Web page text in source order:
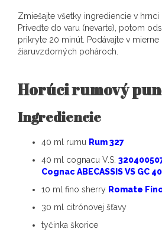
Zmiešajte všetky ingrediencie v hrnci
Priveďte do varu (nevarte), potom
prikryte 20 minút. Podávajte v mierne
žiaruvzdorných pohároch.
Horúci rumový
Ingrediencie
40 ml rumu Rum 327
40 ml cognacu V.S.
Cognac ABECASSIS VS GC
10 ml fino sherry Romate
30 ml citrónovej šťavy
tyčinka škorice